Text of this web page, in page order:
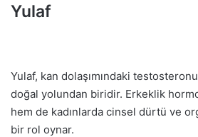
Yulaf
Yulaf, kan dolaşımındaki
doğal yolundan biridir. Erkeklik
hem de kadınlarda cinsel dürtü ve
bir rol oynar.